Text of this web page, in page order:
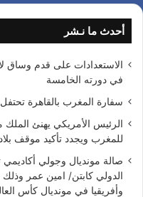
أحدث ما نـشر
الاستعدادات على قدم وساق
في دورته الخامسة
سفارة المغرب بالقاهرة تحتفل
الرئيس الأمريكي يهنئ
للمغرب ويجدد تأكيد موقف
صالة مونديال وجولي
الدولي كابتن/ امين عمر
وأفريقيا في مونديال كأس العالم 2026